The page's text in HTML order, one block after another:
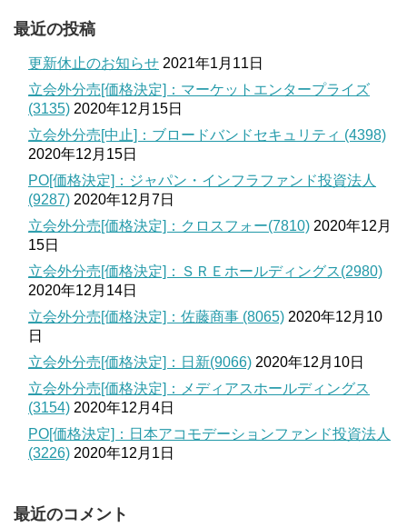
最近の投稿
更新休止のお知らせ 2021年1月11日
立会外分売[価格決定]：マーケットエンタープライズ
(3135) 2020年12月15日
立会外分売[中止]：ブロードバンドセキュリティ (4398)
2020年12月15日
PO[価格決定]：ジャパン・インフラファンド投資法人
(9287) 2020年12月7日
立会外分売[価格決定]：クロスフォー(7810) 2020年12月
15日
立会外分売[価格決定]：ＳＲＥホールディングス(2980)
2020年12月14日
立会外分売[価格決定]：佐藤商事 (8065) 2020年12月10
日
立会外分売[価格決定]：日新(9066) 2020年12月10日
立会外分売[価格決定]：メディアスホールディングス
(3154) 2020年12月4日
PO[価格決定]：日本アコモデーションファンド投資法人
(3226) 2020年12月1日
最近のコメント